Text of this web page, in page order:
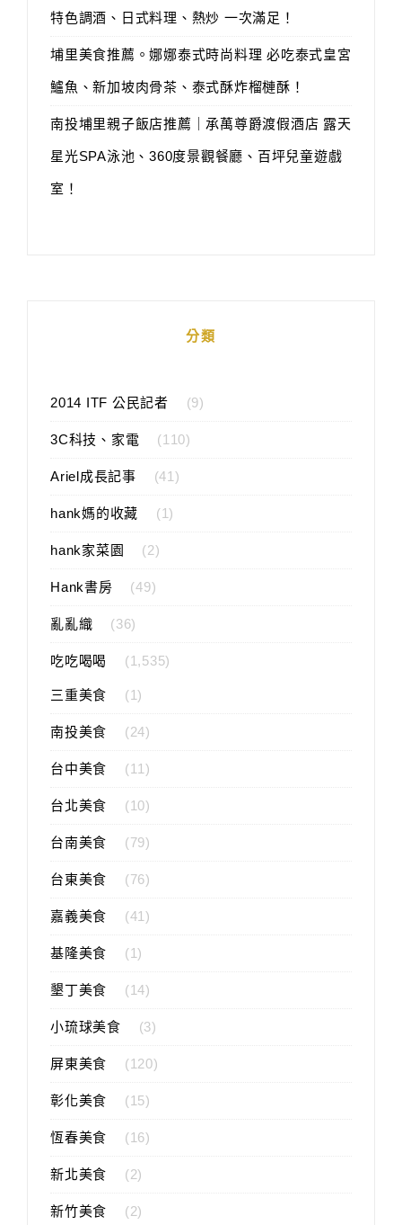
特色調酒、日式料理、熱炒 一次滿足！
埔里美食推薦。娜娜泰式時尚料理 必吃泰式皇宮
鱸魚、新加坡肉骨茶、泰式酥炸榴槤酥！
南投埔里親子飯店推薦｜承萬尊爵渡假酒店 露天
星光SPA泳池、360度景觀餐廳、百坪兒童遊戲
室！
分類
2014 ITF 公民記者 (9)
3C科技、家電 (110)
Ariel成長記事 (41)
hank媽的收藏 (1)
hank家菜園 (2)
Hank書房 (49)
亂亂織 (36)
吃吃喝喝 (1,535)
三重美食 (1)
南投美食 (24)
台中美食 (11)
台北美食 (10)
台南美食 (79)
台東美食 (76)
嘉義美食 (41)
基隆美食 (1)
墾丁美食 (14)
小琉球美食 (3)
屏東美食 (120)
彰化美食 (15)
恆春美食 (16)
新北美食 (2)
新竹美食 (2)